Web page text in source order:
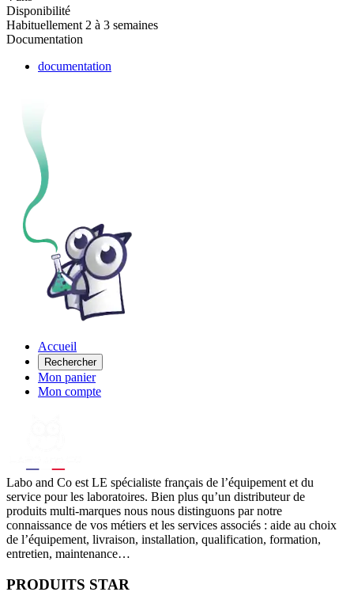
Disponibilité
Habituellement 2 à 3 semaines
Documentation
documentation
Accueil
Rechercher
Mon panier
Mon compte
Labo and Co est LE spécialiste français de l’équipement et du
service pour les laboratoires. Bien plus qu’un distributeur de
produits multi-marques nous nous distinguons par notre
connaissance de vos métiers et les services associés : aide au choix
de l’équipement, livraison, installation, qualification, formation,
entretien, maintenance…
PRODUITS STAR